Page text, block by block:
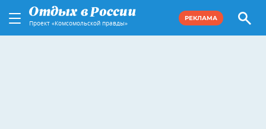
Проект «Комсомольской правды»
РЕКЛАМА